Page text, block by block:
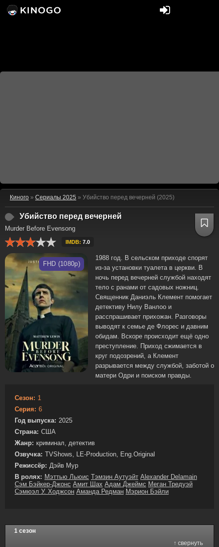
Киного » Сериалы 2025 » Убийство перед вечерней (2025)
Убийство перед вечерней
Murder Before Evensong
IMDB: 7.0
FHD (1080p)
1988 год. В сельском приходе спорят
из-за установки туалета в церкви. В
ночь перед вечерней службой находят
тело с ранами от садовых ножниц.
Священник Даниэль Клемент помогает
детективу Нилу Ванлоо и
расспрашивает прихожан. Разговоры
выводят к семье де Флорес и давним
обидам. Вскоре происходит ещё одно
преступление. Приход сжимается в
круг подозрений, а Клемент
разрывается между службой, заботой о
матери Одри и поиском правды.
Сезон: 1
Серия: 6
Год выпуска: 2025
Страна: США
Жанр: криминал, детектив
Озвучка: TVShows, LE-Production, Eng.Original
Режиссёр: Дэйв Мур
В ролях: Мэттью Льюис Тэмзин Аутуэйт Alexander Delamain
Сэм Бэйкер-Джонс Амит Шах Адам Джеймс Меган Тредуэй
Сэмюэл У. Ходжсон Аманда Редман Мэрион Бэйли
1 сезон
↑ свернуть